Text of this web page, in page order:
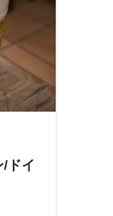
ドイ